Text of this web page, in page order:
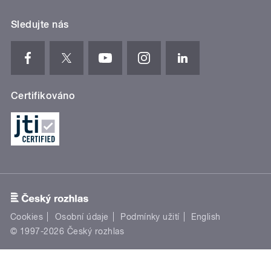
Sledujte nás
Certifikováno
Cookies Osobní údaje Podmínky užití
English
© 1997-2026 Český rozhlas